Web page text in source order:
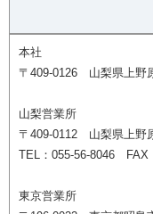
本社
〒409-0126 山梨県上野
山梨営業所
〒409-0112 山梨県上野
TEL：055-56-8046 FAX
東京営業所